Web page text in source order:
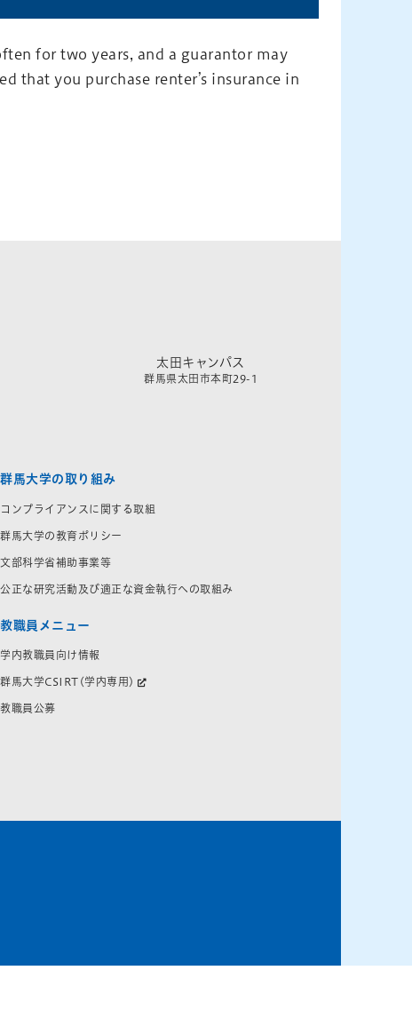
for two years, and a guarantor may
that you purchase renter’s insurance in
太田キャンパス
群馬県太田市本町29-1
群馬大学の取り組み
コンプライアンスに関する取組
群馬大学の教育ポリシー
文部科学省補助事業等
公正な研究活動及び適正な資金執行への取組み
教職員メニュー
学内教職員向け情報
群馬大学CSIRT(学内専用)
教職員公募